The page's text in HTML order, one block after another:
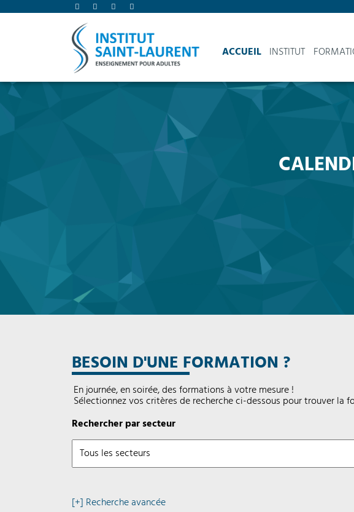
ACCUEIL INSTITUT
AVEC LA
À
BESOIN D'UNE FORMATION ?
En journée, en soirée, des formations à votre mesure !
Sélectionnez vos critères de recherche ci-dessous pour trouver la
Rechercher par secteur
[+] Recherche avancée